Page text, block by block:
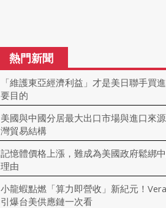
熱門新聞
「維護東亞經濟利益」才是美日聯手買
要目的
美國與中國分居最大出口市場與進口來
灣貿易結構
記憶體價格上漲，難成為美國政府鬆綁
理由
小龍蝦點燃「算力即營收」新紀元！
引爆台美供應鏈一次看